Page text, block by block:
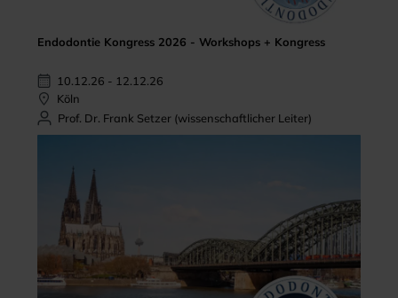
Endodontie Kongress 2026 - Workshops + Kongress
10.12.26 - 12.12.26
Köln
Prof. Dr. Frank Setzer (wissenschaftlicher Leiter)